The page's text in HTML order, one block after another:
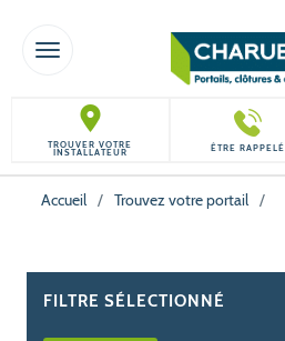
TOGGLE NAVIGATION
TROUVER VOTRE
INSTALLATEUR ÊTRE RAPPELÉ
Accueil / Trouvez votre portail /
FILTRE SÉLECTIONNÉ